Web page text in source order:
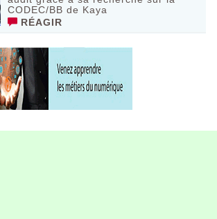
CODEC/BB de Kaya
RÉAGIR